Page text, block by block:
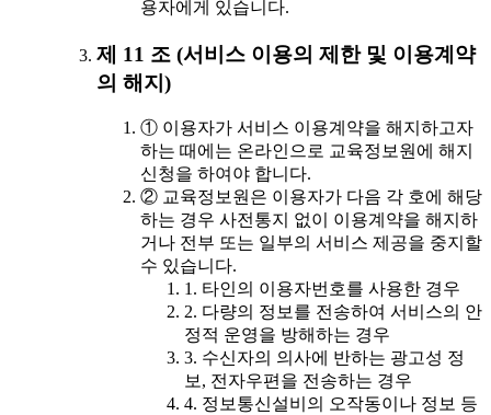
용자에게 있습니다.
제 11 조 (서비스 이용의 제한 및 이용계약
의 해지)
① 이용자가 서비스 이용계약을 해지하고자
하는 때에는 온라인으로 교육정보원에 해지
신청을 하여야 합니다.
② 교육정보원은 이용자가 다음 각 호에 해당
하는 경우 사전통지 없이 이용계약을 해지하
거나 전부 또는 일부의 서비스 제공을 중지할
수 있습니다.
1. 타인의 이용자번호를 사용한 경우
2. 다량의 정보를 전송하여 서비스의 안
정적 운영을 방해하는 경우
3. 수신자의 의사에 반하는 광고성 정
보, 전자우편을 전송하는 경우
4. 정보통신설비의 오작동이나 정보 등